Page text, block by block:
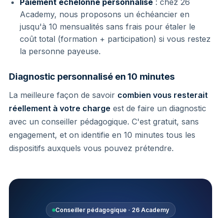
Academy, nous proposons un échéancier en
jusqu'à 10 mensualités sans frais pour étaler le
coût total (formation + participation) si vous restez
la personne payeuse.
Diagnostic personnalisé en 10 minutes
La meilleure façon de savoir combien vous resterait
réellement à votre charge est de faire un diagnostic
avec un conseiller pédagogique. C'est gratuit, sans
engagement, et on identifie en 10 minutes tous les
dispositifs auxquels vous pouvez prétendre.
Conseiller pédagogique · 26 Academy